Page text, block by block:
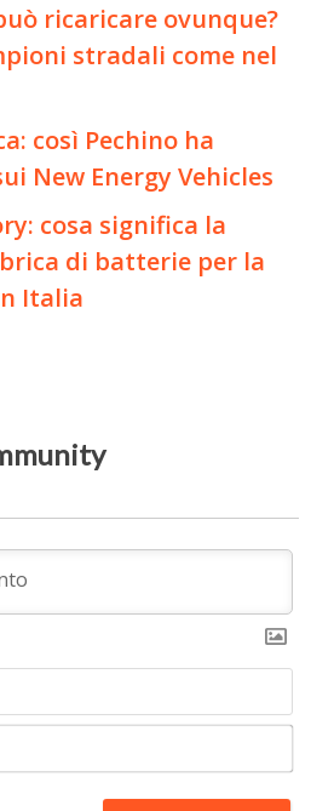
ricaricare ovunque?
stradali come nel
così Pechino ha
New Energy Vehicles
cosa significa la
di batterie per la
Italia